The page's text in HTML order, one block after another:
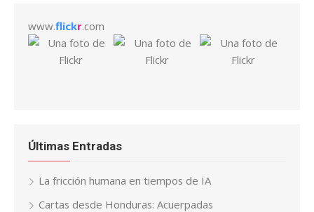
www.flickr.com
Últimas Entradas
La fricción humana en tiempos de IA
Cartas desde Honduras: Acuerpadas